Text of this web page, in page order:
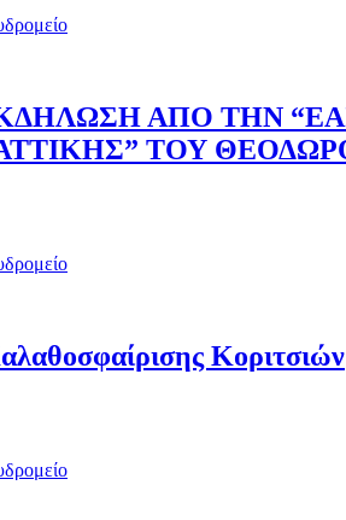
ΑΠΟ ΤΗΝ
ΑΤΤΙΚΗΣ” ΤΟΥ
Κοριτσιών